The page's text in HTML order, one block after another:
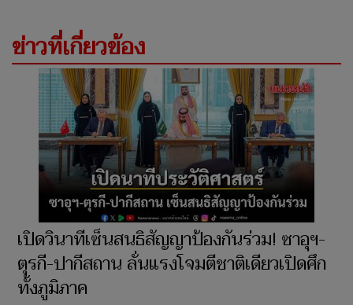
ข่าวที่เกี่ยวข้อง
เปิดวินาทีเซ็นสนธิสัญญาป้องกันร่วม! ซาอุฯ-
ตุรกี-ปากีสถาน ลั่นแรงโจมตีชาติเดียวเปิดศึก
ทั้งภูมิภาค